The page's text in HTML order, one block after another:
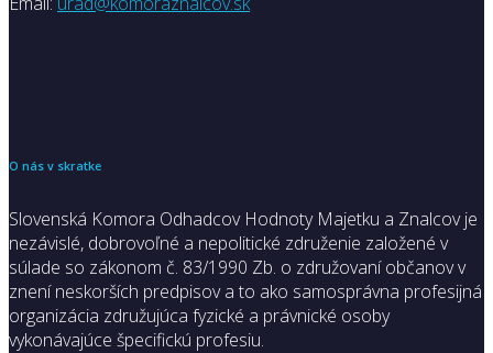
O nás v skratke
Slovenská Komora Odhadcov Hodnoty Majetku a Znalcov je
nezávislé, dobrovoľné a nepolitické združenie založené v
súlade so zákonom č. 83/1990 Zb. o združovaní občanov v
znení neskorších predpisov a to ako samosprávna profesijná
organizácia združujúca fyzické a právnické osoby
vykonávajúce špecifickú profesiu.